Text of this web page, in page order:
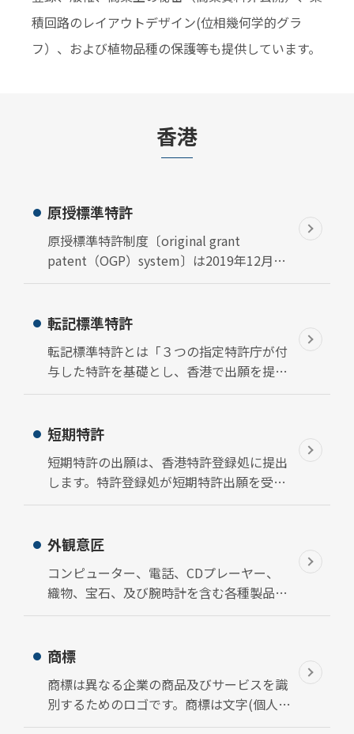
積回路のレイアウトデザイン(位相幾何学的グラ
フ）、および植物品種の保護等も提供しています。
香港
原授標準特許
原授標準特許制度〔original grant
patent（OGP）system〕は2019年12月19
日より香港で実施されている新しい特許制
権署に直接出願を提出できるようになって
転記標準特許
転記標準特許とは「３つの指定特許庁が付
与した特許を基礎とし、香港で出願を提出
する」特許出願制度です。指定特許庁とは
短期特許
短期特許の出願は、香港特許登録処に提出
します。特許登録処が短期特許出願を受領
した後、形式審査のみを行います。すなわ
連証明書の審査を行います。
外観意匠
コンピューター、電話、CDプレーヤー、
織物、宝石、及び腕時計を含む各種製品の
外観意匠は全て登録可能です。
ンピューターのディスプレーの外観等の製
商標
商標は異なる企業の商品及びサービスを識
別するためのロゴです。商標は文字(個人の
氏名を含む)、サイン、設計スタイル、